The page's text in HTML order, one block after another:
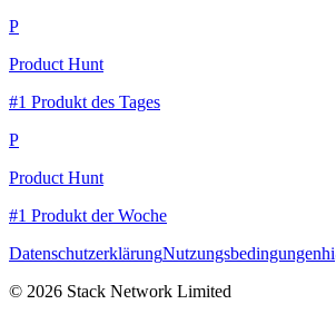
P
Product Hunt
#1 Produkt des Tages
P
Product Hunt
#1 Produkt der Woche
DatenschutzerklärungNutzungsbedingungen
© 2026 Stack Network Limited